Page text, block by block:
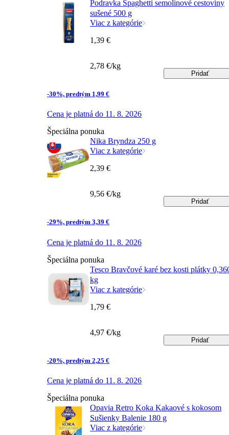
Podravka Spaghetti semolinové cestoviny
sušené 500 g
Viac z kategórie
-30%, predtým 1,99 €
Cena je platná do 11. 8. 2026
1,39 €
2,78 €/kg
Pridať
Špeciálna ponuka
Nika Bryndza 250 g
Viac z kategórie
-29%, predtým 3,39 €
Cena je platná do 11. 8. 2026
2,39 €
9,56 €/kg
Pridať
Špeciálna ponuka
Tesco Bravčové karé bez kosti plátky
kg
Viac z kategórie
-20%, predtým 2,25 €
Cena je platná do 11. 8. 2026
1,79 €
4,97 €/kg
Pridať
Špeciálna ponuka
Opavia Retro Koka Kakaové s kokosom
Sušienky Balenie 180 g
Viac z kategórie